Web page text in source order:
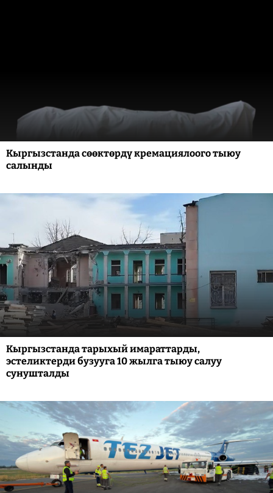
Кыргызстанда сөөктөрдү кремациялоого тыюу
салынды
Кыргызстанда тарыхый имараттарды,
эстеликтерди бузууга 10 жылга тыюу салуу
сунушталды